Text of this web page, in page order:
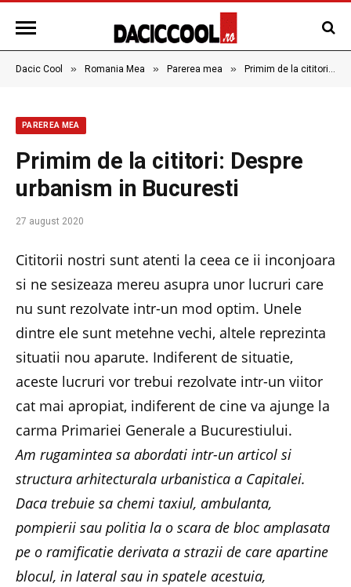
Dacic Cool » Romania Mea » Parerea mea » Primim de la cititori: Despre urbanism in Bucuresti
PAREREA MEA
Primim de la cititori: Despre
urbanism in Bucuresti
27 august 2020
Cititorii nostri sunt atenti la ceea ce ii inconjoara
si ne sesizeaza mereu asupra unor lucruri care
nu sunt rezolvate intr-un mod optim. Unele
dintre ele sunt metehne vechi, altele reprezinta
situatii nou aparute. Indiferent de situatie,
aceste lucruri vor trebui rezolvate intr-un viitor
cat mai apropiat, indiferent de cine va ajunge la
carma Primariei Generale a Bucurestiului.
Am rugamintea sa abordati intr-un articol si
structura arhitecturala urbanistica a Capitalei.
Daca trebuie sa chemi taxiul, ambulanta,
pompierii sau politia la o scara de bloc amplasata
pe o ramificatie derivata a strazii de care apartine
blocul, in lateral sau in spatele acestuia,